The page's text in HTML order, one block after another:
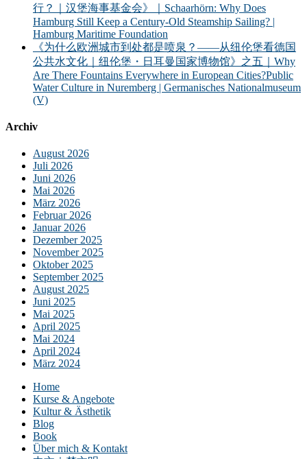
行？｜汉堡海事基金会》｜Schaarhörn: Why Does
Hamburg Still Keep a Century-Old Steamship Sailing? |
Hamburg Maritime Foundation
《为什么欧洲城市到处都是喷泉？——从纽伦堡看德国
公共水文化｜纽伦堡・日耳曼国家博物馆》之五｜Why
Are There Fountains Everywhere in European Cities?Public
Water Culture in Nuremberg | Germanisches Nationalmuseum
(V)
Archiv
August 2026
Juli 2026
Juni 2026
Mai 2026
März 2026
Februar 2026
Januar 2026
Dezember 2025
November 2025
Oktober 2025
September 2025
August 2025
Juni 2025
Mai 2025
April 2025
Mai 2024
April 2024
März 2024
Home
Kurse & Angebote
Kultur & Ästhetik
Blog
Book
Über mich & Kontakt